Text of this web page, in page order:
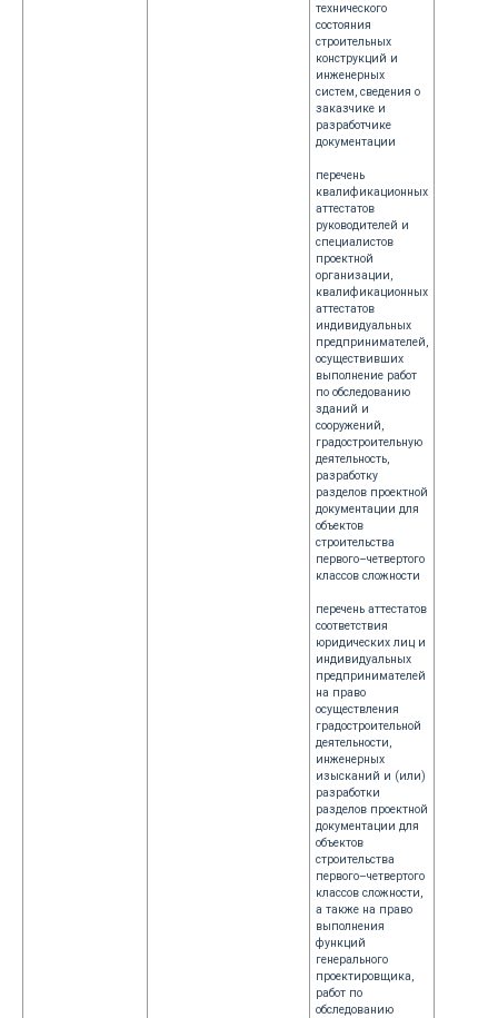
технического
состояния
строительных
конструкций и
инженерных
систем, сведения о
заказчике и
разработчике
документации
перечень
квалификационных
аттестатов
руководителей и
специалистов
проектной
организации,
квалификационных
аттестатов
индивидуальных
предпринимателей,
осуществивших
выполнение работ
по обследованию
зданий и
сооружений,
градостроительную
деятельность,
разработку
разделов проектной
документации для
объектов
строительства
первого–четвертого
классов сложности
перечень аттестатов
соответствия
юридических лиц и
индивидуальных
предпринимателей
на право
осуществления
градостроительной
деятельности,
инженерных
изысканий и (или)
разработки
разделов проектной
документации для
объектов
строительства
первого–четвертого
классов сложности,
а также на право
выполнения
функций
генерального
проектировщика,
работ по
обследованию